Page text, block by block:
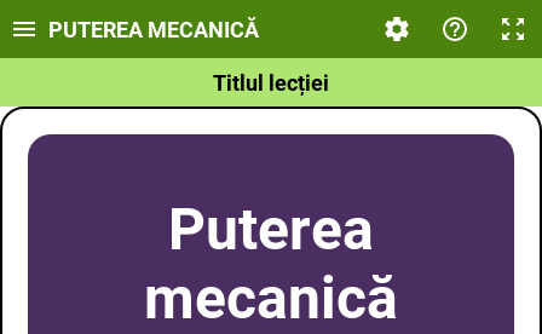
PUTEREA MECANICĂ
Titlul lecției
Puterea
mecanică